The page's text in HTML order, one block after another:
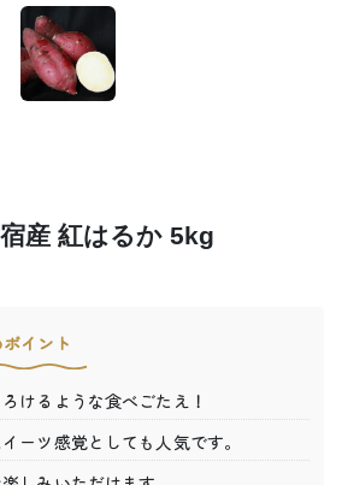
産 紅はるか 5kg
イント
けるような食べごたえ！
ーツ感覚としても人気です。